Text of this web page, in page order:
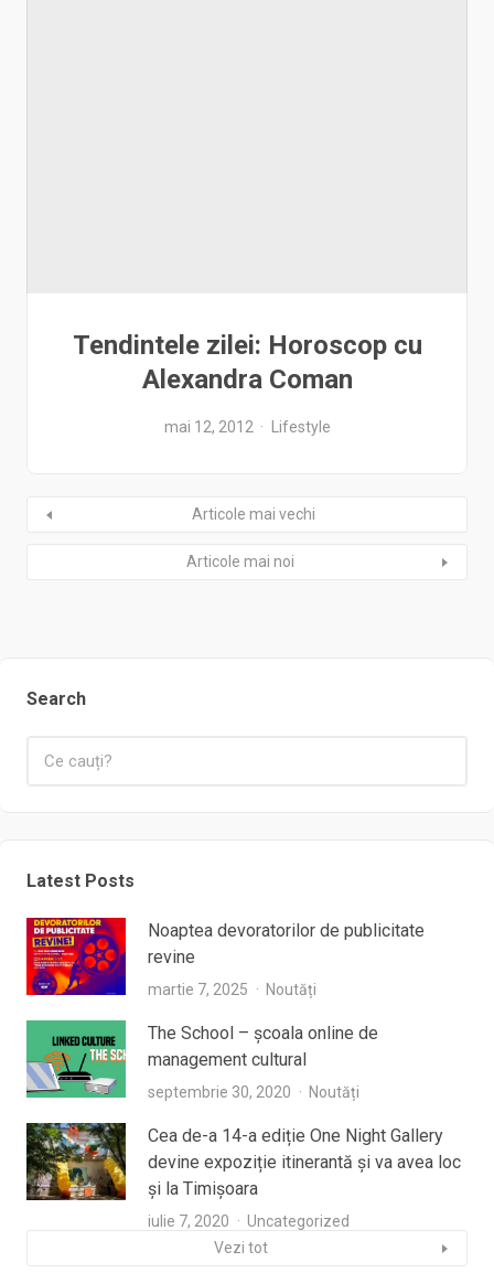
Tendintele zilei: Horoscop cu
Alexandra Coman
mai 12, 2012 Lifestyle
Articole mai vechi
Articole mai noi
Search
Latest Posts
Noaptea devoratorilor de publicitate
revine
martie 7, 2025 Noutăți
The School – școala online de
management cultural
septembrie 30, 2020 Noutăți
Cea de-a 14-a ediție One Night Gallery
devine expoziție itinerantă și va avea loc
și la Timișoara
iulie 7, 2020
Uncategorized
Vezi tot